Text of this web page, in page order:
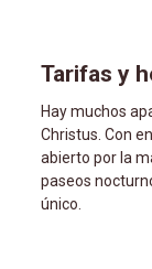
Tarifas y
Hay muchos aparcamientos gratuitos alrededor del lago
Christus. Con
abierto por la
paseos
único.